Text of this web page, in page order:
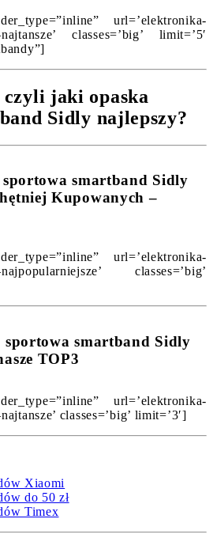
url=’elektronika-
classes=’big’ limit=’5′
czyli jaki opaska
Sidly najlepszy?
smartband Sidly
Kupowanych –
url=’elektronika-
classes=’big’
sportowa smartband Sidly
TOP3
url=’elektronika-
classes=’big’ limit=’3′]
Xiaomi
do 50 zł
Timex